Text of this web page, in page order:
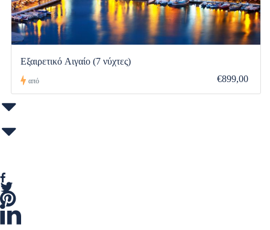
Εξαιρετικό Αιγαίο (7 νύχτες)
από €899,00